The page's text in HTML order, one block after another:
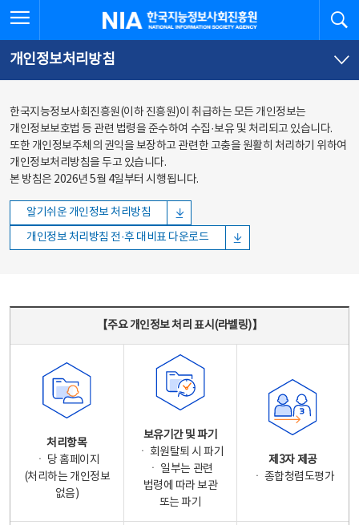
바로가기
바로가기
한국지능정보사회진흥원
개인정보처리방침
한국지능정보사회진흥원(이하 진흥원)이 취급하는 모든 개인정보는
개인정보보호법 등 관련 법령을 준수하여 수집·보유 및 처리되고 있습니다.
또한 개인정보주체의 권익을 보장하고 관련한 고충을 원활히 처리하기 위하여
개인정보처리방침을 두고 있습니다.
본 방침은 2026년 5월 4일부터 시행됩니다.
알기쉬운 개인정보 처리방침
개인정보 처리방침 전·후 대비표 다운로드
【주요 개인정보 처리 표시(라벨링)】
처리항목
ㆍ 당 홈페이지
(처리하는 개인정보
없음)
보유기간 및 파기
ㆍ 회원탈퇴 시 파기
ㆍ 일부는 관련
법령에 따라 보관
또는 파기
제3자 제공
ㆍ 종합청렴도평가